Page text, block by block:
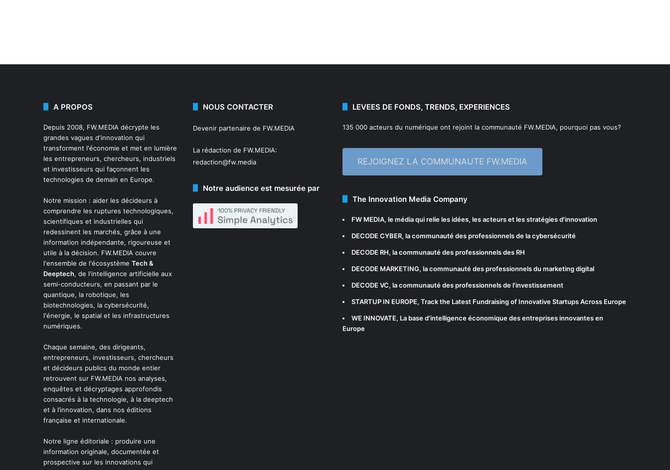
A PROPOS
Depuis 2008, FW.MEDIA décrypte les
grandes vagues d'innovation qui
transforment l'économie et met en lumière
les entrepreneurs, chercheurs, industriels
et investisseurs qui façonnent les
technologies de demain en Europe.
Notre mission : aider les décideurs à
comprendre les ruptures technologiques,
scientifiques et industrielles qui
redessinent les marchés, grâce à une
information indépendante, rigoureuse et
utile à la décision. FW.MEDIA couvre
l'ensemble de l'écosystème Tech &
Deeptech, de l'intelligence artificielle aux
semi-conducteurs, en passant par le
quantique, la robotique, les
biotechnologies, la cybersécurité,
l'énergie, le spatial et les infrastructures
numériques.
Chaque semaine, des dirigeants,
entrepreneurs, investisseurs, chercheurs
et décideurs publics du monde entier
retrouvent sur FW.MEDIA nos analyses,
enquêtes et décryptages approfondis
consacrés à la technologie, à la deeptech
et à l’innovation, dans nos éditions
française et internationale.
Notre ligne éditoriale : produire une
information originale, documentée et
prospective sur les innovations qui
NOUS CONTACTER
Devenir partenaire de FW.MEDIA
La rédaction de FW.MEDIA:
redaction@fw.media
Notre audience est mesurée par
LEVEES DE FONDS, TRENDS, EXPERIENCES
135 000 acteurs du numérique ont rejoint la communauté FW.MEDIA, pourquoi pas vous?
REJOIGNEZ LA COMMUNAUTE FW.MEDIA
The Innovation Media Company
FW MEDIA, le média qui relie les idées, les acteurs et les stratégies d'innovation
DECODE CYBER, la communauté des professionnels de la cybersécurité
DECODE RH, la communauté des professionnels des RH
DECODE MARKETING, la communauté des professionnels du marketing digital
DECODE VC, la communauté des professionnels de l'investissement
STARTUP IN EUROPE, Track the Latest Fundraising of Innovative Startups Across Europe
WE INNOVATE, La base d'intelligence économique des entreprises innovantes en
Europe